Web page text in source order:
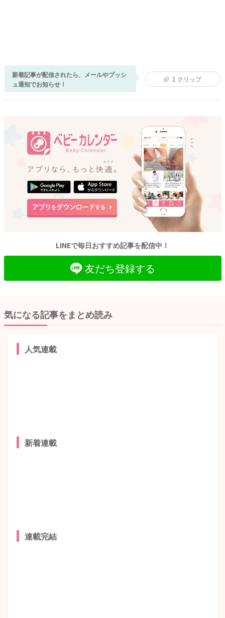
新着記事が配信されたら、メールやプッシ
ュ通知でお知らせ！
1 クリップ
LINEで毎日おすすめ記事を配信中！
友だち登録する
気になる記事をまとめ読み
人気連載
新着連載
連載完結